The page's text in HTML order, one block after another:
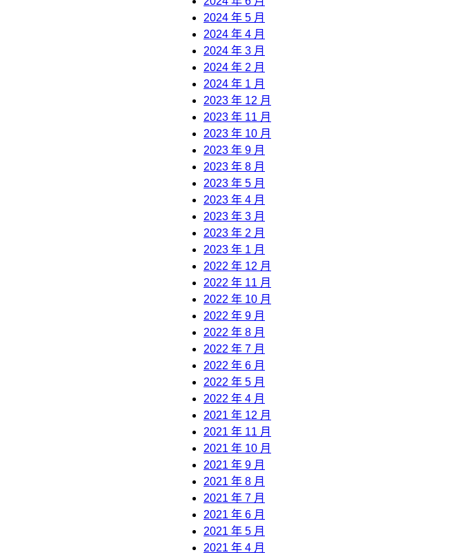
2024 年 5 月
2024 年 4 月
2024 年 3 月
2024 年 2 月
2024 年 1 月
2023 年 12 月
2023 年 11 月
2023 年 10 月
2023 年 9 月
2023 年 8 月
2023 年 5 月
2023 年 4 月
2023 年 3 月
2023 年 2 月
2023 年 1 月
2022 年 12 月
2022 年 11 月
2022 年 10 月
2022 年 9 月
2022 年 8 月
2022 年 7 月
2022 年 6 月
2022 年 5 月
2022 年 4 月
2021 年 12 月
2021 年 11 月
2021 年 10 月
2021 年 9 月
2021 年 8 月
2021 年 7 月
2021 年 6 月
2021 年 5 月
2021 年 4 月